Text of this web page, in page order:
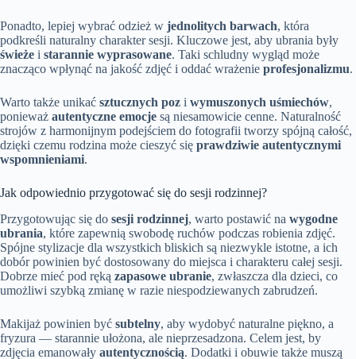
Ponadto, lepiej wybrać odzież w jednolitych barwach, która
podkreśli naturalny charakter sesji. Kluczowe jest, aby ubrania były
świeże i starannie wyprasowane. Taki schludny wygląd może
znacząco wpłynąć na jakość zdjęć i oddać wrażenie profesjonalizmu.
Warto także unikać sztucznych poz i wymuszonych uśmiechów,
ponieważ autentyczne emocje są niesamowicie cenne. Naturalność
strojów z harmonijnym podejściem do fotografii tworzy spójną całość,
dzięki czemu rodzina może cieszyć się prawdziwie autentycznymi
wspomnieniami.
Jak odpowiednio przygotować się do sesji rodzinnej?
Przygotowując się do sesji rodzinnej, warto postawić na wygodne
ubrania, które zapewnią swobodę ruchów podczas robienia zdjęć.
Spójne stylizacje dla wszystkich bliskich są niezwykle istotne, a ich
dobór powinien być dostosowany do miejsca i charakteru całej sesji.
Dobrze mieć pod ręką zapasowe ubranie, zwłaszcza dla dzieci, co
umożliwi szybką zmianę w razie niespodziewanych zabrudzeń.
Makijaż powinien być subtelny, aby wydobyć naturalne piękno, a
fryzura — starannie ułożona, ale nieprzesadzona. Celem jest, by
zdjęcia emanowały autentycznością. Dodatki i obuwie także muszą